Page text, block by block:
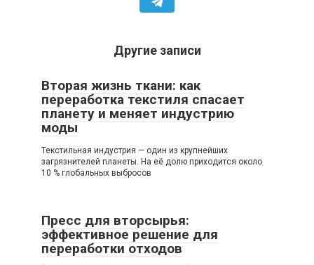
Другие записи
Вторая жизнь ткани: как
переработка текстиля спасает
планету и меняет индустрию
моды
Текстильная индустрия — один из крупнейших
загрязнителей планеты. На её долю приходится около
10 % глобальных выбросов
Пресс для вторсырья:
эффективное решение для
переработки отходов